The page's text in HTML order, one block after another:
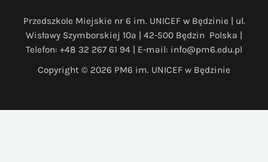
Przedszkole Miejskie nr 6 im. UNICEF w Będzinie | ul.
Wisławy Szymborskiej 10a | 42-500 Będzin Polska |
Telefon: +48 32 267 61 94 | E-mail: info@pm6.edu.pl
Copyright © 2026 PM6 im. UNICEF w Będzinie